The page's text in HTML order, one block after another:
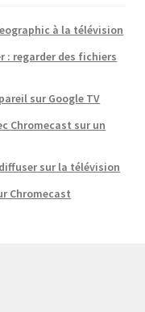
à la télévision
: regarder des fichiers
sur Google TV
Chromecast sur un
sur la télévision
Chromecast